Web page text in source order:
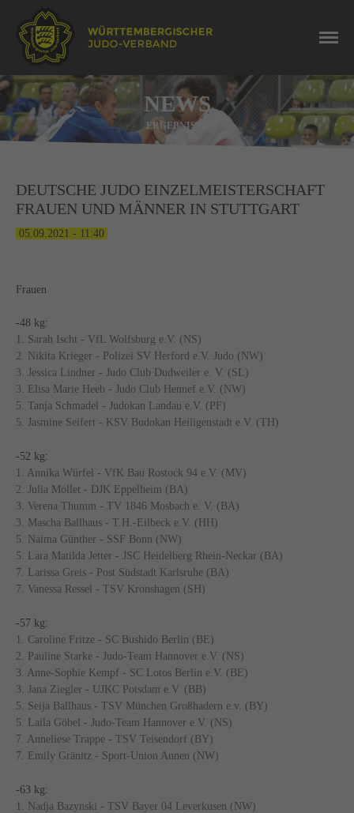
NEWS
ERGEBNISSE
DEUTSCHE JUDO EINZELMEISTERSCHAFT
FRAUEN UND MÄNNER IN STUTTGART
05.09.2021 - 11:40
Frauen
-48 kg:
1. Sarah Ischt - VfL Wolfsburg e.V. (NS)
2. Nikita Krieger - Polizei SV Herford e.V. Judo (NW)
3. Jessica Lindner - Judo Club Dudweiler e. V. (SL)
3. Elisa Marie Heeb - Judo Club Hennef e.V. (NW)
5. Tanja Schmadel - Judokan Landau e.V. (PF)
5. Jasmine Seifert - KSV Budokan Heiligenstadt e.V. (TH)
-52 kg:
1. Annika Würfel - VfK Bau Rostock 94 e.V. (MV)
2. Julia Mollet - DJK Eppelheim (BA)
3. Verena Thumm - TV 1846 Mosbach e. V. (BA)
3. Mascha Ballhaus - T.H.-Eilbeck e.V. (HH)
5. Naima Günther - SSF Bonn (NW)
5. Lara Matilda Jetter - JSC Heidelberg Rhein-Neckar (BA)
7. Larissa Greis - Post Südstadt Karlsruhe (BA)
7. Vanessa Ressel - TSV Kronshagen (SH)
-57 kg:
1. Caroline Fritze - SC Bushido Berlin (BE)
2. Pauline Starke - Judo-Team Hannover e.V. (NS)
3. Anne-Sophie Kempf - SC Lotos Berlin e.V. (BE)
3. Jana Ziegler - UJKC Potsdam e.V. (BB)
5. Seija Ballhaus - TSV München Großhadern e.v. (BY)
5. Laila Göbel - Judo-Team Hannover e.V. (NS)
7. Anneliese Trappe - TSV Teisendorf (BY)
7. Emily Gränitz - Sport-Union Annen (NW)
-63 kg:
1. Nadja Bazynski - TSV Bayer 04 Leverkusen (NW)